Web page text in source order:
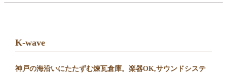
K-wave
神戸の海沿いにたたずむ煉瓦倉庫。楽器OK,サウンドシステ